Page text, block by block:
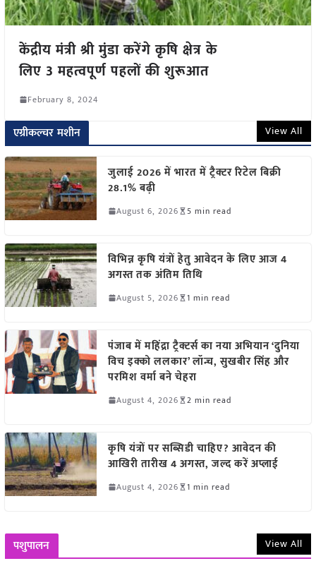
केंद्रीय मंत्री श्री मुंडा करेंगे कृषि क्षेत्र के
लिए 3 महत्वपूर्ण पहलों की शुरूआत
February 8, 2024
एग्रीकल्चर मशीन View All
जुलाई 2026 में भारत में ट्रैक्टर रिटेल बिक्री
28.1% बढ़ी
August 6, 2026 5 min read
विभिन्न कृषि यंत्रों हेतु आवेदन के लिए आज 4
अगस्त तक अंतिम तिथि
August 5, 2026 1 min read
पंजाब में महिंद्रा ट्रैक्टर्स का नया अभियान ‘दुनिया
विच इक्को ललकार’ लॉन्च, सुखबीर सिंह और
परमिश वर्मा बने चेहरा
August 4, 2026 2 min read
कृषि यंत्रों पर सब्सिडी चाहिए? आवेदन की
आखिरी तारीख 4 अगस्त, जल्द करें अप्लाई
August 4, 2026 1 min read
पशुपालन View All